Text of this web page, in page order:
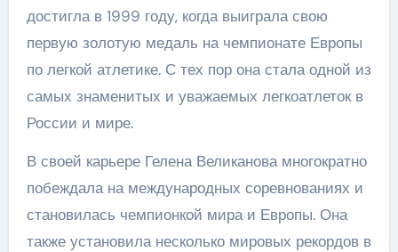
достигла в 1999 году, когда выиграла свою
первую золотую медаль на чемпионате Европы
по легкой атлетике. С тех пор она стала одной из
самых знаменитых и уважаемых легкоатлеток в
России и мире.
В своей карьере Гелена Великанова многократно
побеждала на международных соревнованиях и
становилась чемпионкой мира и Европы. Она
также установила несколько мировых рекордов в